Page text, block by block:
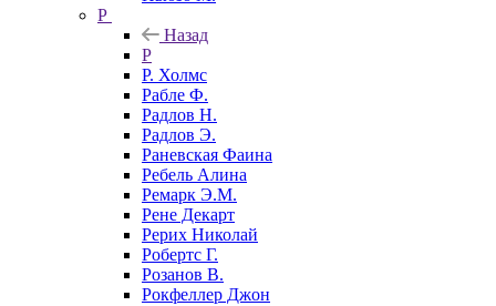
Р
Назад
Р
Р. Холмс
Рабле Ф.
Радлов Н.
Радлов Э.
Раневская Фаина
Ребель Алина
Ремарк Э.М.
Рене Декарт
Рерих Николай
Робертс Г.
Розанов В.
Рокфеллер Джон